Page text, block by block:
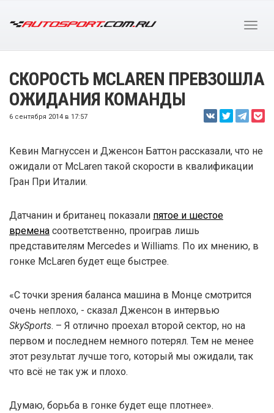
СКОРОСТЬ MCLAREN ПРЕВЗОШЛА
ОЖИДАНИЯ КОМАНДЫ
6 сентября 2014 в 17:57
Кевин Магнуссен и Дженсон Баттон рассказали, что не
ожидали от McLaren такой скорости в квалификации
Гран При Италии.
Датчанин и британец показали пятое и шестое
времена соответственно, проиграв лишь
представителям Mercedes и Williams. По их мнению, в
гонке McLaren будет еще быстрее.
«С точки зрения баланса машина в Монце смотрится
очень неплохо, - сказал Дженсон в интервью
SkySports. – Я отлично проехал второй сектор, но на
первом и последнем немного потерял. Тем не менее
этот результат лучше того, который мы ожидали, так
что всё не так уж и плохо.
Думаю, борьба в гонке будет еще плотнее».